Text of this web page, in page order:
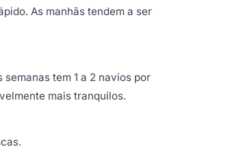
As manhãs tendem a ser
tem 1 a 2 navios por
mais tranquilos.